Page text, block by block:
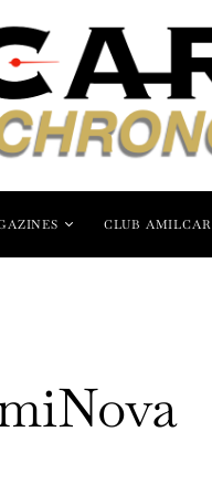
CLUB AMILCAR